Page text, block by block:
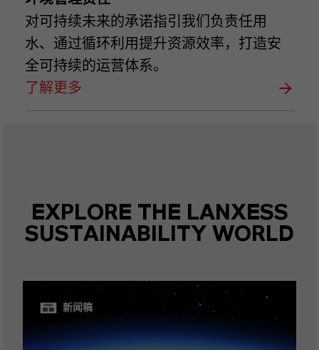
对可持续未来的承诺指引我们负责任用
水、通过循环利用提升资源效率，打造安
全可持续的运营体系。
了解更多
EXPLORE THE LANXESS
SUSTAINABILITY WORLD
新闻稿